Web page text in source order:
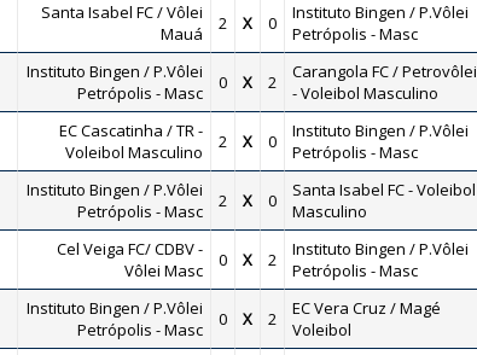
Santa Isabel FC / Vôlei
Mauá
2 X 0
Instituto Bingen / P.Vôlei
Petrópolis - Masc
Instituto Bingen / P.Vôlei
Petrópolis - Masc
0 X 2
Carangola FC / Petrovôlei
- Voleibol Masculino
EC Cascatinha / TR -
Voleibol Masculino
2 X 0
Instituto Bingen / P.Vôlei
Petrópolis - Masc
Instituto Bingen / P.Vôlei
Petrópolis - Masc
2 X 0
Santa Isabel FC - Voleibol
Masculino
Cel Veiga FC/ CDBV -
Vôlei Masc
0 X 2
Instituto Bingen / P.Vôlei
Petrópolis - Masc
Instituto Bingen / P.Vôlei
Petrópolis - Masc
0 X 2
EC Vera Cruz / Magé
Voleibol